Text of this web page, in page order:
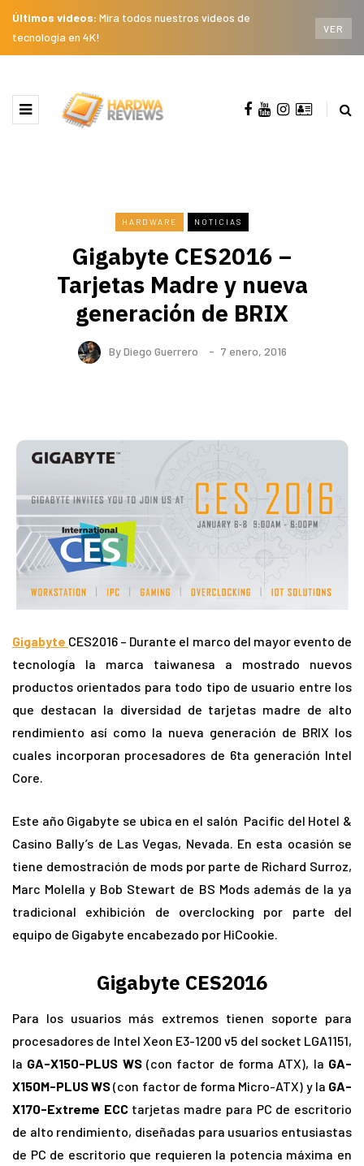
Últimos videos: Mira todos nuestros videos de
tecnología en 4K!
VER
HARDWARE NOTICIAS
Gigabyte CES2016 –
Tarjetas Madre y nueva
generación de BRIX
ByDiego Guerrero 7 enero, 2016
Gigabyte CES2016 – Durante el marco del mayor evento de
tecnología la marca taiwanesa a mostrado nuevos
productos orientados para todo tipo de usuario entre los
que destacan la diversidad de tarjetas madre de alto
rendimiento así como la nueva generación de BRIX los
cuales incorporan procesadores de 6ta generación Intel
Core.
Este año Gigabyte se ubica en el salón Pacific del Hotel &
Casino Bally’s de Las Vegas, Nevada. En esta ocasión se
tiene demostración de mods por parte de Richard Surroz,
Marc Molella y Bob Stewart de BS Mods además de la ya
tradicional exhibición de overclocking por parte del
equipo de Gigabyte encabezado por HiCookie.
Gigabyte CES2016
Para los usuarios más extremos tienen soporte para
procesadores de Intel Xeon E3-1200 v5 del socket LGA1151,
la GA-X150-PLUS WS(con factor de forma ATX), la GA-
X150M-PLUS WS(con factor de forma Micro-ATX) y la GA-
X170-Extreme ECCtarjetas madre para PC de escritorio
de alto rendimiento, diseñadas para usuarios entusiastas
de PC de escritorio que requieren la potencia máxima en